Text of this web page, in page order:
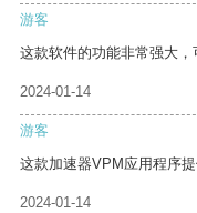
游客
这款软件的功能非常强大，
2024-01-14
游客
这款加速器VPM应用程序
2024-01-14